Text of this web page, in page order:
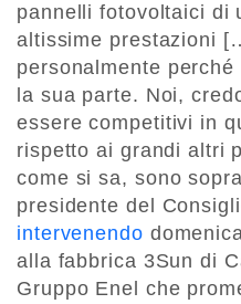
pannelli fotovoltaici di
altissime prestazioni
personalmente
la sua parte. Noi,
essere competitivi in
rispetto ai grandi altri
come si sa, sono
presidente del
intervenendo
alla fabbrica 3Sun di
Gruppo Enel che